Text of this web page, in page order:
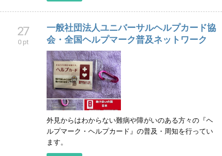
27
0 pt
一般社団法人ユニバーサルヘルプカード協
会・全国ヘルプマーク普及ネットワーク
外見からはわからない難病や障がいのある方々の『ヘ
ルプマーク・ヘルプカード』の普及・周知を行ってい
ます。